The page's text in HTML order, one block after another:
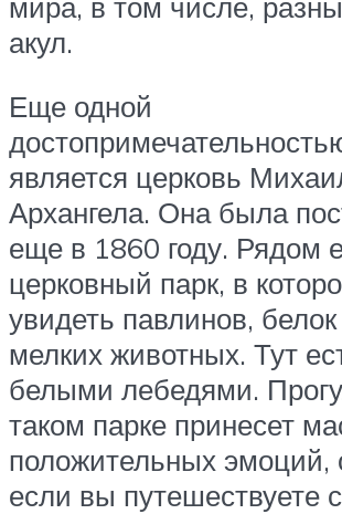
акул.
Еще одной
является церковь
Архангела. Она была
еще в 1860 году. Рядом
церковный парк, в
увидеть павлинов,
мелких животных. Тут
белыми лебедями.
таком парке принесет
положительных эмоций,
если вы путешествуете